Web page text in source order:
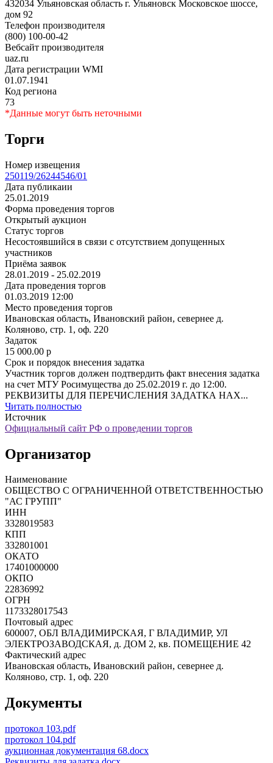
432034 Ульяновская область г. Ульяновск Московское шоссе,
дом 92
Телефон производителя
(800) 100-00-42
Вебсайт производителя
uaz.ru
Дата регистрации WMI
01.07.1941
Код региона
73
*Данные могут быть неточными
Торги
Номер извещения
250119/26244546/01
Дата публикаии
25.01.2019
Форма проведения торгов
Открытый аукцион
Статус торгов
Несостоявшийся в связи с отсутствием допущенных
участников
Приёма заявок
28.01.2019 - 25.02.2019
Дата проведения торгов
01.03.2019 12:00
Место проведения торгов
Ивановская область, Ивановский район, севернее д.
Коляново, стр. 1, оф. 220
Задаток
15 000.00 p
Срок и порядок внесения задатка
Участник торгов должен подтвердить факт внесения задатка
на счет МТУ Росимущества до 25.02.2019 г. до 12:00.
РЕКВИЗИТЫ ДЛЯ ПЕРЕЧИСЛЕНИЯ ЗАДАТКА НАХ...
Читать полностью
Источник
Официальный сайт РФ о проведении торгов
Организатор
Наименование
ОБЩЕСТВО С ОГРАНИЧЕННОЙ ОТВЕТСТВЕННОСТЬЮ
"АС ГРУПП"
ИНН
3328019583
КПП
332801001
ОКАТО
17401000000
ОКПО
22836992
ОГРН
1173328017543
Почтовый адрес
600007, ОБЛ ВЛАДИМИРСКАЯ, Г ВЛАДИМИР, УЛ
ЭЛЕКТРОЗАВОДСКАЯ, д. ДОМ 2, кв. ПОМЕЩЕНИЕ 42
Фактический адрес
Ивановская область, Ивановский район, севернее д.
Коляново, стр. 1, оф. 220
Документы
протокол 103.pdf
протокол 104.pdf
аукционная документация 68.docx